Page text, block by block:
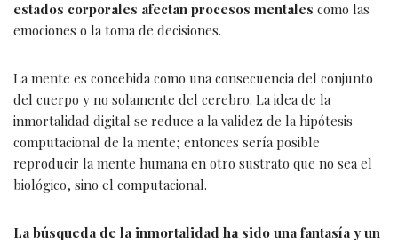
estados corporales afectan procesos mentales como las
emociones o la toma de decisiones.
La mente es concebida como una consecuencia del conjunto
del cuerpo y no solamente del cerebro. La idea de la
inmortalidad digital se reduce a la validez de la hipótesis
computacional de la mente; entonces sería posible
reproducir la mente humana en otro sustrato que no sea el
biológico, sino el computacional.
La búsqueda de la inmortalidad ha sido una fantasía y un